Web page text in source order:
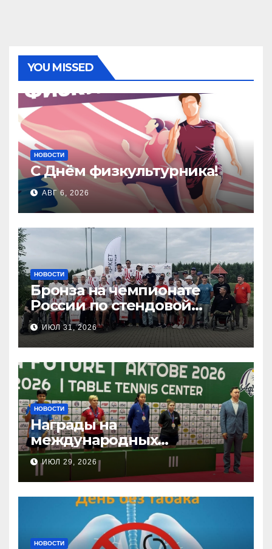
YOU MISSED
НОВОСТИ
С Днём физкультурника!
АВГ 6, 2026
НОВОСТИ
Бронза на чемпионате
России по стендовой
стрельбе
ИЮЛ 31, 2026
НОВОСТИ
Награды на
международных
соревнованиях
настольного тенниса ПОДА
ИЮЛ 29, 2026
НОВОСТИ